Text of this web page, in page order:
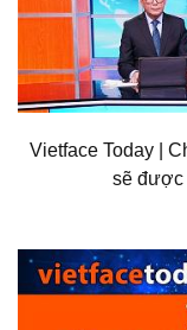
Vietface Today |
sẽ được